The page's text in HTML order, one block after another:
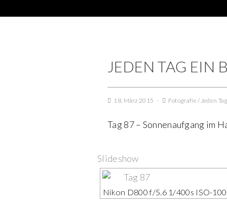
JEDEN TAG EIN
18. März 2015 Fotografie / Jeden
Tag 87 – Sonnenaufgang im
Slideshow
Nikon D800 f/5.6 1/400s ISO-